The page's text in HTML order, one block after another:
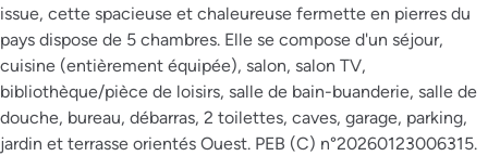
issue, cette spacieuse et chaleureuse fermette en pierres du
pays dispose de 5 chambres. Elle se compose d'un séjour,
cuisine (entièrement équipée), salon, salon TV,
bibliothèque/pièce de loisirs, salle de bain-buanderie, salle de
douche, bureau, débarras, 2 toilettes, caves, garage, parking,
jardin et terrasse orientés Ouest. PEB (C) n°20260123006315.